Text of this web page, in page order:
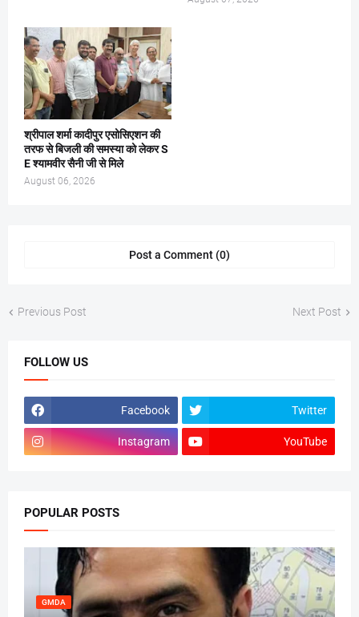
श्रीपाल शर्मा कादीपुर एसोसिएशन की
तरफ से बिजली की समस्या को लेकर S
E श्यामवीर सैनी जी से मिले
August 06, 2026
Post a Comment (0)
Previous Post Next Post
FOLLOW US
Facebook Twitter
Instagram YouTube
POPULAR POSTS
GMDA